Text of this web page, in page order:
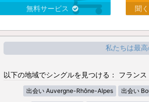
無料サービス 聞
私たちは最
以下の地域でシングルを見つける： フランス
出会い Auvergne-Rhône-Alpes 出会い